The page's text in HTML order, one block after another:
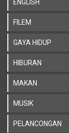
ENGLISH
FILEM
GAYA HIDUP
HIBURAN
MAKAN
MUSIK
PELANCONGAN